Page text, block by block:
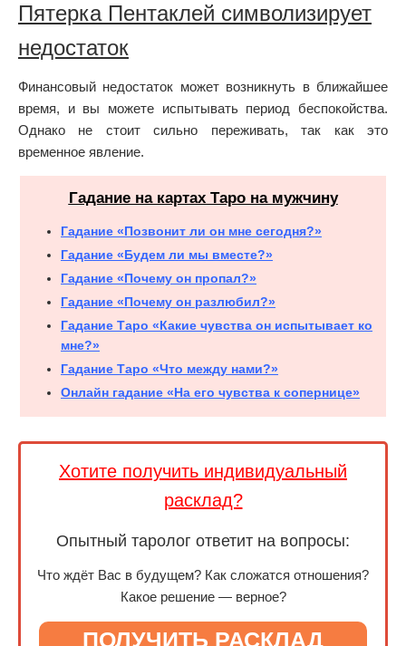
Пятерка Пентаклей символизирует
недостаток
Финансовый недостаток может возникнуть в ближайшее
время, и вы можете испытывать период беспокойства.
Однако не стоит сильно переживать, так как это
временное явление.
Гадание на картах Таро на мужчину
Гадание «Позвонит ли он мне сегодня?»
Гадание «Будем ли мы вместе?»
Гадание «Почему он пропал?»
Гадание «Почему он разлюбил?»
Гадание Таро «Какие чувства он испытывает ко
мне?»
Гадание Таро «Что между нами?»
Онлайн гадание «На его чувства к сопернице»
Хотите получить индивидуальный
расклад?
Опытный таролог ответит на вопросы:
Что ждёт Вас в будущем? Как сложатся отношения?
Какое решение — верное?
ПОЛУЧИТЬ РАСКЛАД